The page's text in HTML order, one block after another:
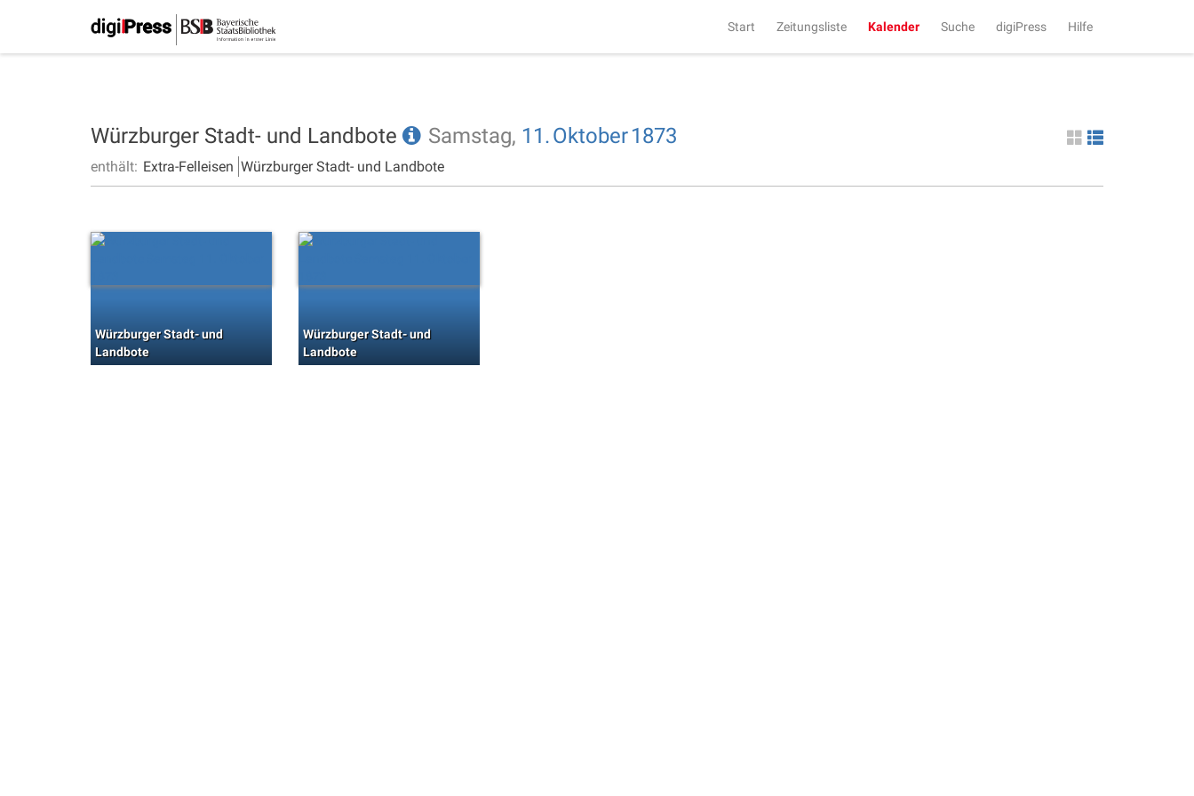
Start Zeitungsliste Kalender Suche digiPress Hilfe
Würzburger Stadt- und Landbote Samstag, 11.Oktober1873
enthält: Extra-Felleisen Würzburger Stadt- und Landbote
Würzburger Stadt- und
Landbote
Würzburger Stadt- und
Landbote